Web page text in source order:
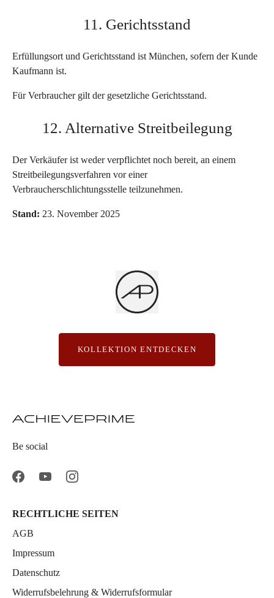
11. Gerichtsstand
Erfüllungsort und Gerichtsstand ist München, sofern der Kunde
Kaufmann ist.
Für Verbraucher gilt der gesetzliche Gerichtsstand.
12. Alternative Streitbeilegung
Der Verkäufer ist weder verpflichtet noch bereit, an einem
Streitbeilegungsverfahren vor einer
Verbraucherschlichtungsstelle teilzunehmen.
Stand: 23. November 2025
KOLLEKTION ENTDECKEN
Be social
RECHTLICHE SEITEN
AGB
Impressum
Datenschutz
Widerrufsbelehrung & Widerrufsformular